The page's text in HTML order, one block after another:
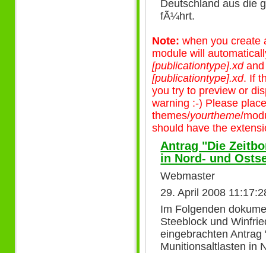
Deutschland aus die
fÃ¼hrt.
Note: when you create
module will
[publicationtype].xd
[publicationtype].xd. If
you try to preview or
warning :-) Please
themes/yourtheme/
should have the
Antrag "Die
in Nord- und
Webmaster
29. April 2008
Im Folgenden
Steeblock und
eingebrachten
Munitionsaltlasten in